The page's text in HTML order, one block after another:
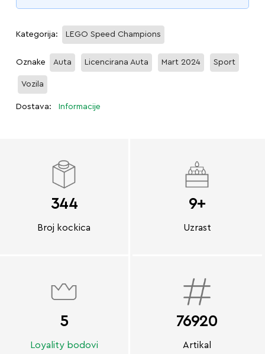
Kategorija: LEGO Speed Champions
Oznake Auta Licencirana Auta Mart 2024 Sport
Vozila
Dostava: Informacije
344
Broj kockica
9+
Uzrast
5
Loyality bodovi
76920
Artikal